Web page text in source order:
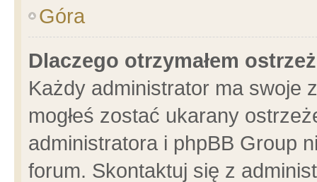
Góra
Dlaczego otrzymałem
Każdy administrator ma swoje
mogłeś zostać ukarany
administratora i phpBB Group
forum. Skontaktuj się z